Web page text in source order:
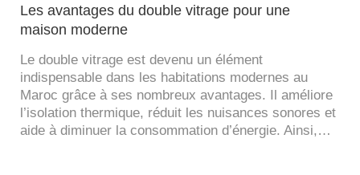
Les avantages du double vitrage pour une
maison moderne
Le double vitrage est devenu un élément
indispensable dans les habitations modernes au
Maroc grâce à ses nombreux avantages. Il améliore
l’isolation thermique, réduit les nuisances sonores et
aide à diminuer la consommation d’énergie. Ainsi,…